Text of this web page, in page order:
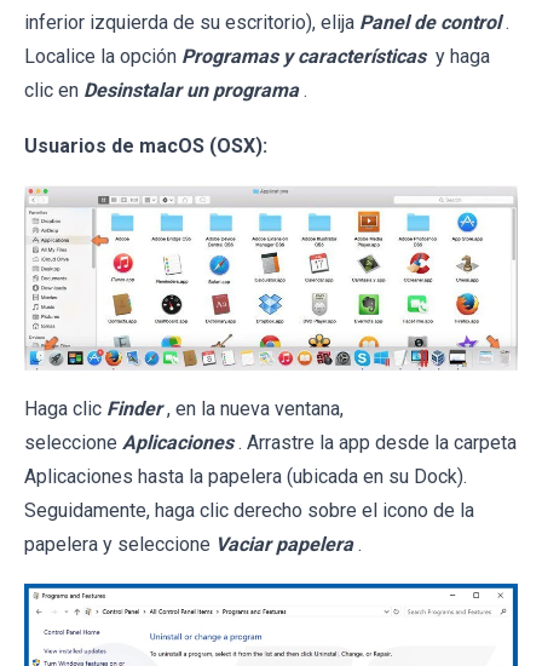
inferior izquierda de su escritorio), elija Panel de control .
Localice la opción Programas y características y haga
clic en Desinstalar un programa .
Usuarios de macOS (OSX):
Haga clic Finder , en la nueva ventana,
seleccione Aplicaciones . Arrastre la app desde la carpeta
Aplicaciones hasta la papelera (ubicada en su Dock).
Seguidamente, haga clic derecho sobre el icono de la
papelera y seleccione Vaciar papelera .